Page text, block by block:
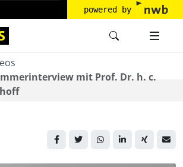
powered by
mit Prof. Dr. h. c.